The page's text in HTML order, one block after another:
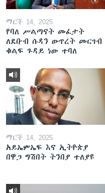
ማርች 14, 2025
የባለ ሥልጣናት መፈታት
ለደቡብ ሱዳን ውጥረት መርገብ
ቁልፍ ጉዳይ ነው ተባለ
ማርች 14, 2025
አይኤምኤፍ እና ኢትዮጵያ
በዋጋ ግሽበት ትንበያ ተለያዩ